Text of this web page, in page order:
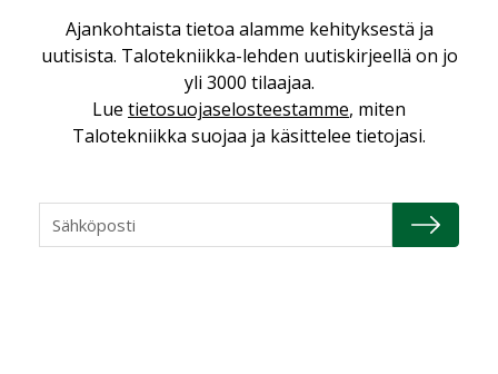
AJANKOHTAISTA
05.08.2026
Sähköistyminen kasvaa
voimakkaasti: ”Tulevat
kilpailuedut syntyvät,
yhteen”
Ajankohtaista tietoa alamme kehityksestä ja
uutisista. Talotekniikka-lehden uutiskirjeellä on jo
yli 3000 tilaajaa.
Lue tietosuojaselosteestamme, miten
Talotekniikka suojaa ja käsittelee tietojasi.